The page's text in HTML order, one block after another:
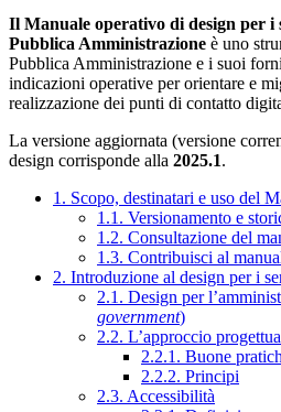
Il Manuale operativo di design per i
Pubblica Amministrazione è uno
Pubblica Amministrazione e i suoi
indicazioni operative per orientare e
realizzazione dei punti di contatto
La versione aggiornata (versione
design corrisponde alla 2025.1.
1. Scopo, destinatari e uso del
1.1. Versionamento e
1.2. Consultazione del
1.3. Contribuisci al
2. Introduzione al design per i
2.1. Design per
government)
2.2. L’approccio
2.2.1. Buone
2.2.2. Principi
2.3. Accessibilità